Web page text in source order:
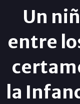
Un
entre
la